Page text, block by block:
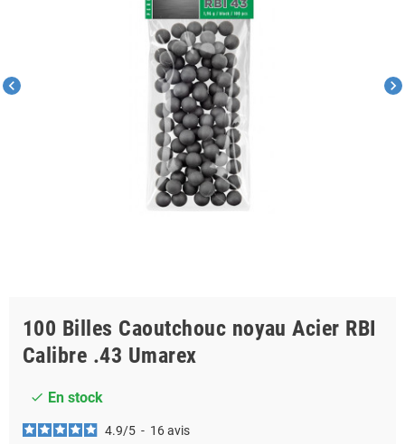
chevron_left chevron_right
100 Billes Caoutchouc noyau Acier RBI
Calibre .43 Umarex
check En stock
4.9/5 - 16avis